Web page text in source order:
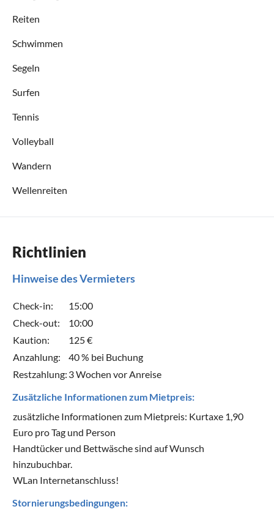
Reiten
Schwimmen
Segeln
Surfen
Tennis
Volleyball
Wandern
Wellenreiten
Richtlinien
Hinweise des Vermieters
Check-in:
15:00
Check-out:
10:00
Kaution:
125 €
Anzahlung:
40 % bei Buchung
Restzahlung: 3 Wochen vor Anreise
Zusätzliche Informationen zum Mietpreis:
zusätzliche Informationen zum Mietpreis: Kurtaxe 1,90
Euro pro Tag und Person
Handtücker und Bettwäsche sind auf Wunsch
hinzubuchbar.
WLan Internetanschluss!
Stornierungsbedingungen: